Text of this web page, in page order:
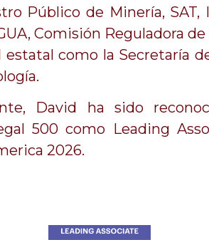
Público de Minería, SAT,
Comisión Reguladora
como la Secretaría
David ha sido
500 como Leading
2026.